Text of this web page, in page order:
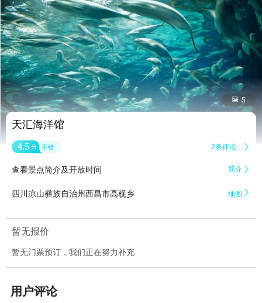
 5
天汇海洋馆
4.5 分 不错 2条评论 
查看景点简介及开放时间 简介 
四川凉山彝族自治州西昌市高枧乡 地图 
暂无报价
暂无门票预订，我们正在努力补充
用户评论
